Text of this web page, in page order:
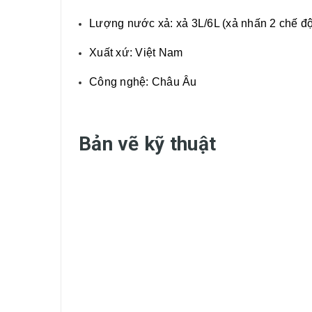
Lượng nước xả: xả 3L/6L (xả nhấn 2 chế
Xuất xứ: Việt Nam
Công nghệ: Châu Âu
Bản vẽ kỹ thuật